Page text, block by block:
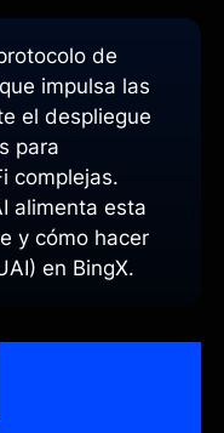
de
impulsa las
el despliegue
para
complejas.
alimenta esta
y cómo hacer
en BingX.